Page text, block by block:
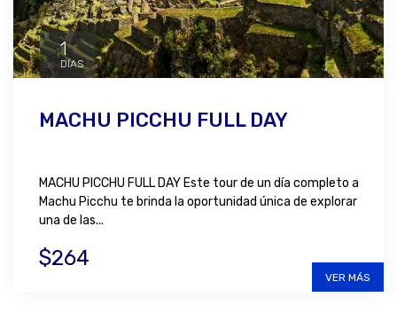
1
DÍAS
MACHU PICCHU FULL DAY
MACHU PICCHU FULL DAY Este tour de un día completo a
Machu Picchu te brinda la oportunidad única de explorar
una de las...
$264
VER MÁS